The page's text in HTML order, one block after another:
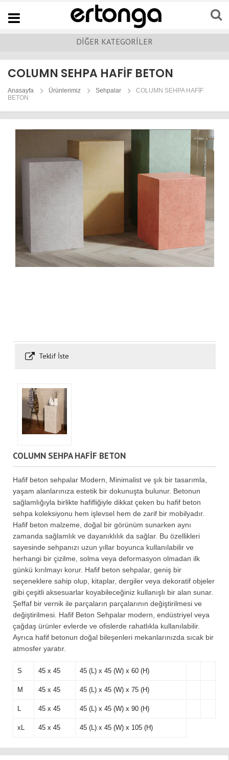
Navigation
DİĞER KATEGORİLER
COLUMN SEHPA HAFİF BETON
Anasayfa Ürünlerimiz Sehpalar
COLUMN SEHPA HAFİF
BETON
Teklif İste
COLUMN SEHPA HAFİF BETON
Hafif beton sehpalar Modern, Minimalist ve şık bir tasarımla,
yaşam alanlarınıza estetik bir dokunuşta bulunur. Betonun
sağlamlığıyla birlikte hafifliğiyle dikkat çeken bu hafif beton
sehpa koleksiyonu hem işlevsel hem de zarif bir mobilyadır.
Hafif beton malzeme, doğal bir görünüm sunarken aynı
zamanda sağlamlık ve dayanıklılık da sağlar. Bu özellikleri
sayesinde sehpanızı uzun yıllar boyunca kullanılabilir ve
herhangi bir çizilme, solma veya deformasyon olmadan ilk
günkü kırılmayı korur. Hafif beton sehpalar, geniş bir
seçeneklere sahip olup, kitaplar, dergiler veya dekoratif objeler
gibi çeşitli aksesuarlar koyabileceğiniz kullanışlı bir alan sunar.
Şeffaf bir vernik ile parçaların parçalarının değiştirilmesi ve
değiştirilmesi. Hafif Beton Sehpalar modern, endüstriyel veya
çağdaş ürünler evlerde ve ofislerde rahatlıkla kullanılabilir.
Ayrıca hafif betonun doğal bileşenleri mekanlarınızda sıcak bir
atmosfer yaratır.
S 45 x 45 45 (L) x 45 (W) x 60 (H)
M 45 x 45 45 (L) x 45 (W) x 75 (H)
45 x 45 45 (L) x 45 (W) x 90 (H)
xL 45 x 45 45 (L) x 45 (W) x 105 (H)